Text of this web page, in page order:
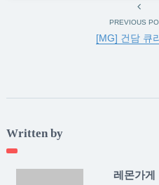
PREVIOUS
[MG] 건담 큐
Written by
레몬가게